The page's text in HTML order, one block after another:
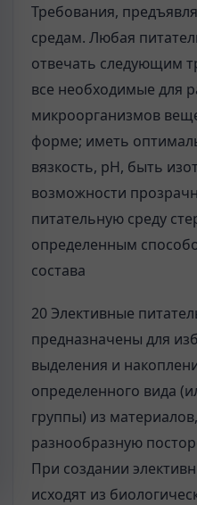
Требования,
средам. Любая
отвечать следующим
все необходимые для
микроорганизмов
форме; иметь
вязкость, рН, быть
возможности
питательную среду
определенным
состава
20 Элективные
предназначены для
выделения и
определенного вида
группы) из
разнообразную
При создании
исходят из